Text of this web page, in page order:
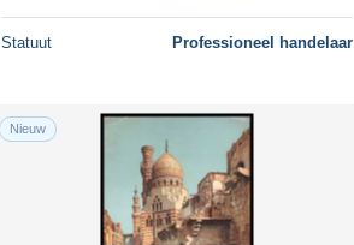
Statuut Professioneel handelaar
Nieuw